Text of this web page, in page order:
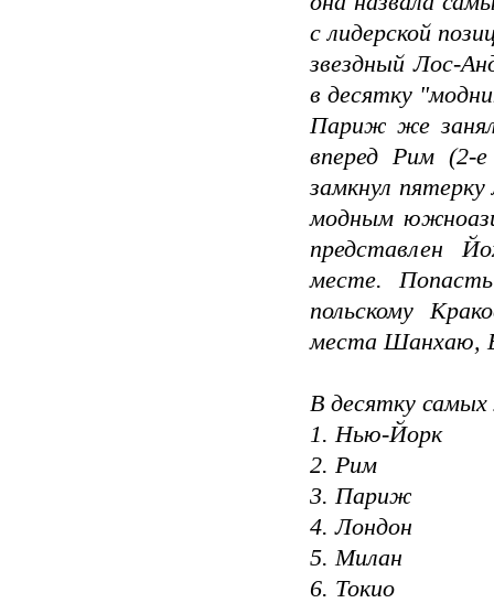
с лидерской
звездный Лос-
в десятку
Париж же
вперед Рим (2-
замкнул
модным
представлен
месте.
польскому
места Шанхаю,
В десятку
1. Нью-Йорк
2. Рим
3. Париж
4. Лондон
5. Милан
6. Токио